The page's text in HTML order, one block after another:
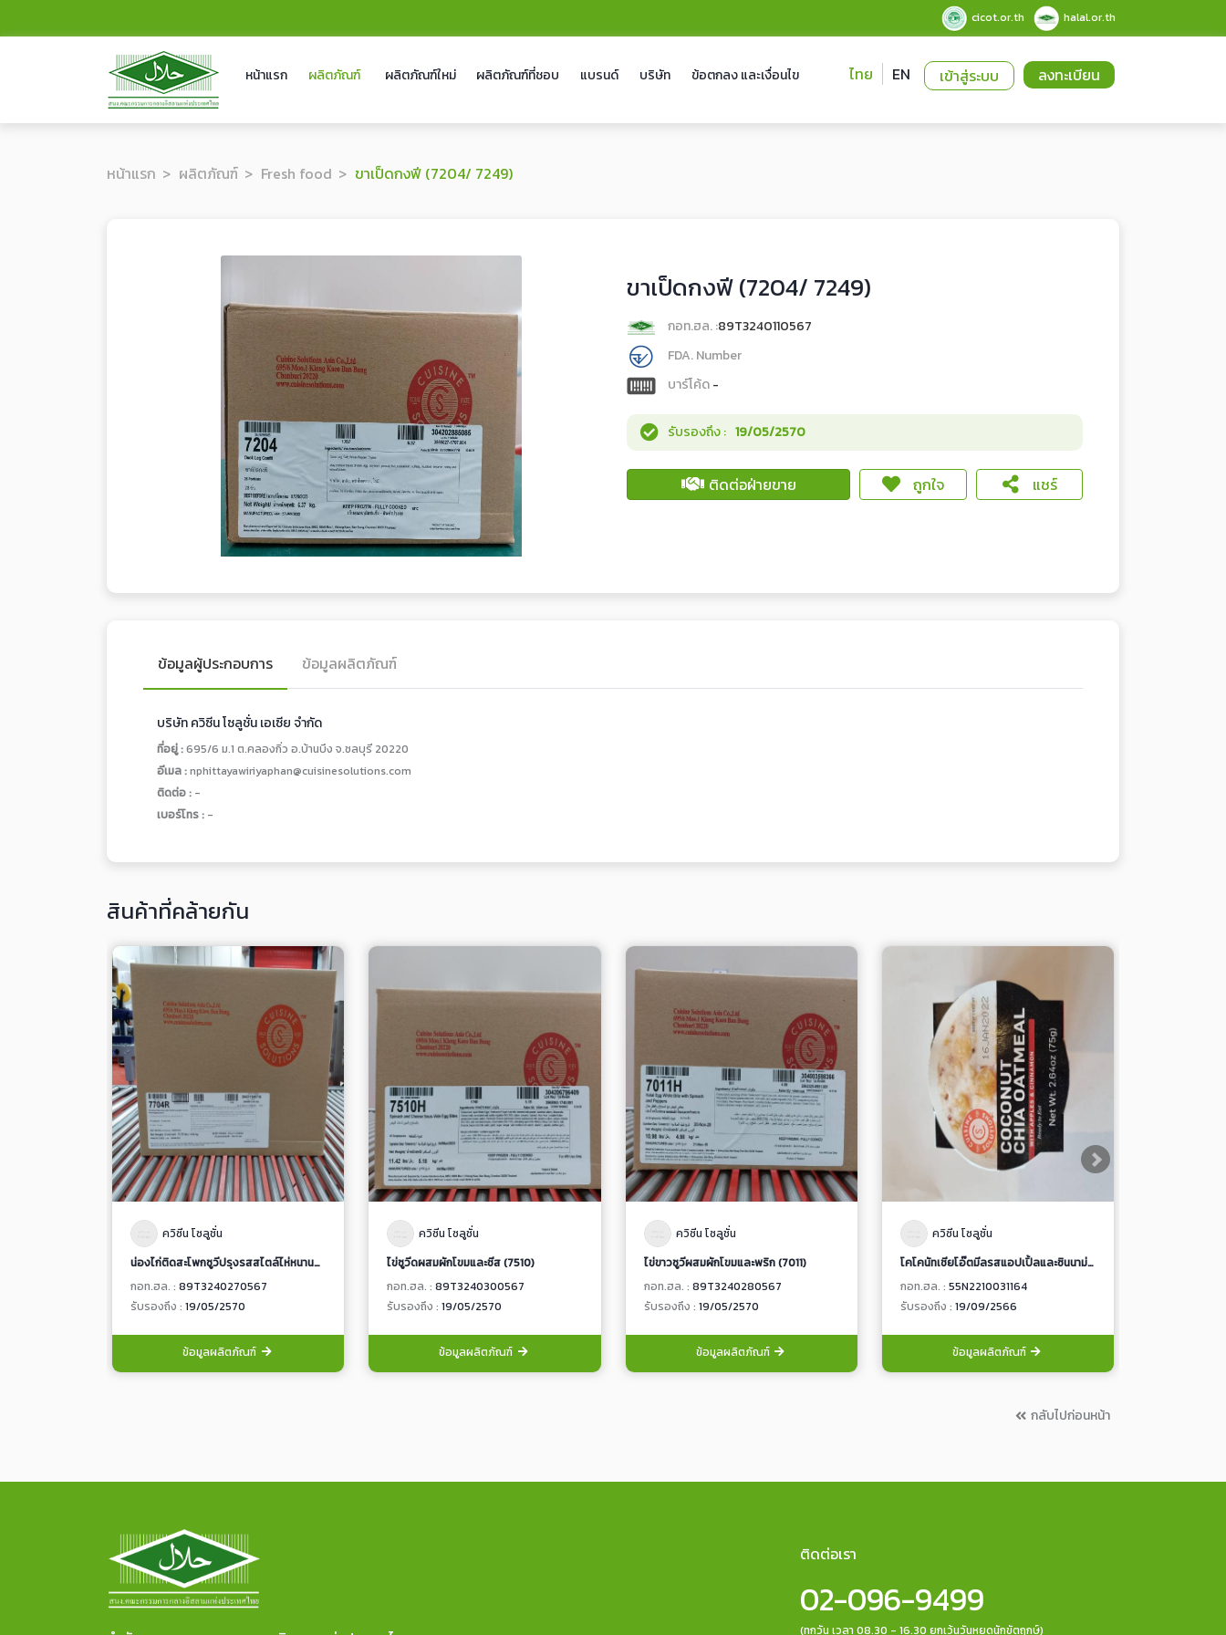
cicot.or.th halal.or.th
หน้าแรก ผลิตภัณฑ์ ผลิตภัณฑ์ใหม่ ผลิตภัณฑ์ที่ชอบ แบรนด์ บริษัท ข้อตกลง และเงื่อนไข เข้าสู่ระบบ ลงทะเบียน
ไทย EN
หน้าแรก ผลิตภัณฑ์ Fresh food ขาเป็ดกงฟี (7204/ 7249)
ขาเป็ดกงฟี (7204/ 7249)
กอท.ฮล. :89T3240110567
FDA. Number
บาร์โค้ด-
รับรองถึง : 19/05/2570
ติดต่อฝ่ายขาย ถูกใจ แชร์
ข้อมูลผู้ประกอบการ ข้อมูลผลิตภัณฑ์
บริษัท ควิซีน โซลูชั่น เอเซีย จำกัด
ที่อยู่ :695/6 ม.1 ต.คลองกิ่ว อ.บ้านบึง จ.ชลบุรี 20220
อีเมล :nphittayawiriyaphan@cuisinesolutions.com
ติดต่อ : -
เบอร์โทร : -
สินค้าที่คล้ายกัน
ควิซีน โซลูชั่น
น่องไก่ติดสะโพกซูวีปรุงรสสไตล์ไห่หนานพร้อมน้ำจิ้มเต้าเจี้ยว (7704)
กอท.ฮล. : 89T3240270567
รับรองถึง : 19/05/2570
ข้อมูลผลิตภัณฑ์
ควิซีน โซลูชั่น
ไข่ซูวีดผสมผักโขมและชีส (7510)
กอท.ฮล. :89T3240300567
รับรองถึง :19/05/2570
ข้อมูลผลิตภัณฑ์
ควิซีน โซลูชั่น
ไข่ขาวซูวีผสมผักโขมและพริก (7011)
กอท.ฮล. : 89T3240280567
รับรองถึง : 19/05/2570
ข้อมูลผลิตภัณฑ์
ควิซีน โซลูชั่น
โคโคนัทเชียโอ๊ตมีลรสแอปเปิ้ลและซินนาม่อน (ข้าวโอ๊ตผสมเมล็ดเจียในน้ำกะทิรสแอปเปิ้ลและอบเชย)
กอท.ฮล. : 55N2210031164
รับรองถึง : 19/09/2566
ข้อมูลผลิตภัณฑ์
กลับไปก่อนหน้า
ติดต่อเรา
02-096-9499
(ทุกวัน เวลา 08.30 - 16.30 ยกเว้นวันหยุดนักขัตฤกษ์)